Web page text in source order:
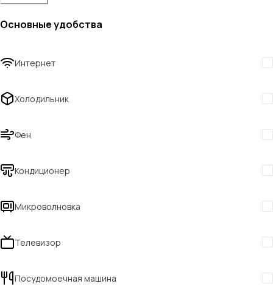
Основные удобства
Интернет
Холодильник
Фен
Кондиционер
Микроволновка
Телевизор
Посудомоечная машина